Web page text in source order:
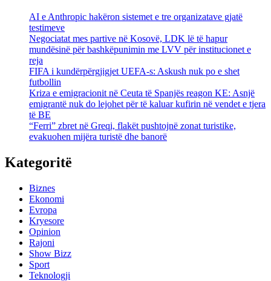
AI e Anthropic hakëron sistemet e tre organizatave gjatë
testimeve
Negociatat mes partive në Kosovë, LDK lë të hapur
mundësinë për bashkëpunimin me LVV për institucionet e
reja
FIFA i kundërpërgjigjet UEFA-s: Askush nuk po e shet
futbollin
Kriza e emigracionit në Ceuta të Spanjës reagon KE: Asnjë
emigrantë nuk do lejohet për të kaluar kufirin në vendet e tjera
të BE
“Ferri” zbret në Greqi, flakët pushtojnë zonat turistike,
evakuohen mijëra turistë dhe banorë
Kategoritë
Biznes
Ekonomi
Evropa
Kryesore
Opinion
Rajoni
Show Bizz
Sport
Teknologji